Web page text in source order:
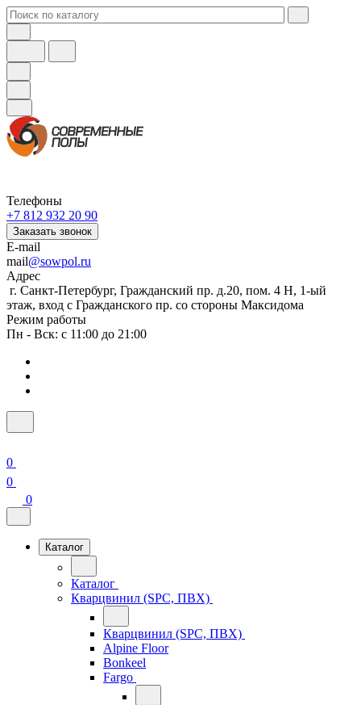
Телефоны
+7 812 932 20 90
Заказать звонок
E-mail
mail@sowpol.ru
Адрес
г. Санкт-Петербург, Гражданский пр. д.20, пом. 4 Н, 1-ый
этаж, вход с Гражданского пр. со стороны Максидома
Режим работы
Пн - Вск: с 11:00 до 21:00
0
0
0
Каталог
Каталог
Кварцвинил (SPC, ПВХ)
Кварцвинил (SPC, ПВХ)
Alpine Floor
Bonkeel
Fargo